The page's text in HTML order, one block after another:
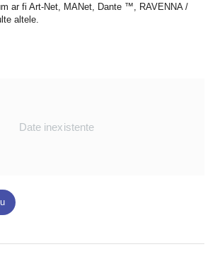
ar fi Art-Net, MANet, Dante ™, RAVENNA /
altele.
Date inexistente